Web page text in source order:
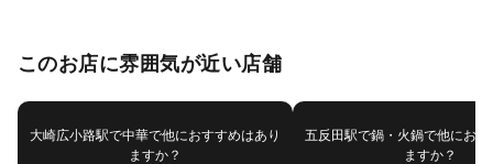
このお店に雰囲気が近い店舗
大崎広小路駅で中華で他におすすめはあり
ますか？
五反田駅で鍋・火鍋で他にお
ますか？